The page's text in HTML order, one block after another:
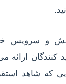
و سرویس
کنندگان ارائه
که شاهد